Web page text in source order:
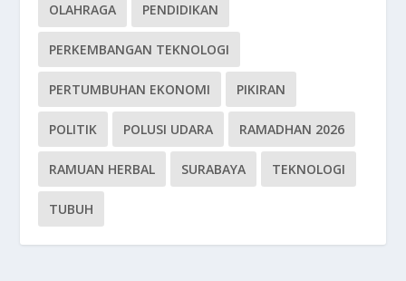
OLAHRAGA PENDIDIKAN
PERKEMBANGAN TEKNOLOGI
PERTUMBUHAN EKONOMI PIKIRAN
POLITIK POLUSI UDARA RAMADHAN 2026
RAMUAN HERBAL SURABAYA TEKNOLOGI
TUBUH